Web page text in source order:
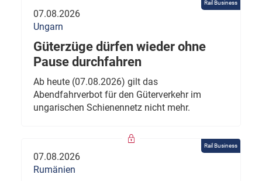
Rail Business
07.08.2026
Ungarn
Güterzüge dürfen wieder ohne
Pause durchfahren
Ab heute (07.08.2026) gilt das
Abendfahrverbot für den Güterverkehr im
ungarischen Schienennetz nicht mehr.
Rail Business
07.08.2026
Rumänien